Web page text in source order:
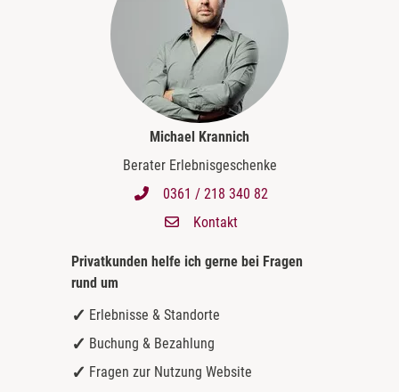
Michael Krannich
Berater Erlebnisgeschenke
0361 / 218 340 82
Kontakt
Privatkunden helfe ich gerne bei Fragen
rund um
Erlebnisse & Standorte
Buchung & Bezahlung
Fragen zur Nutzung Website